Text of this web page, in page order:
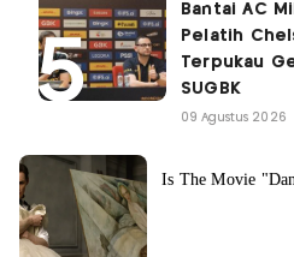
Bantai AC
Pelatih
Terpukau
SUGBK
09 Agustus 2026